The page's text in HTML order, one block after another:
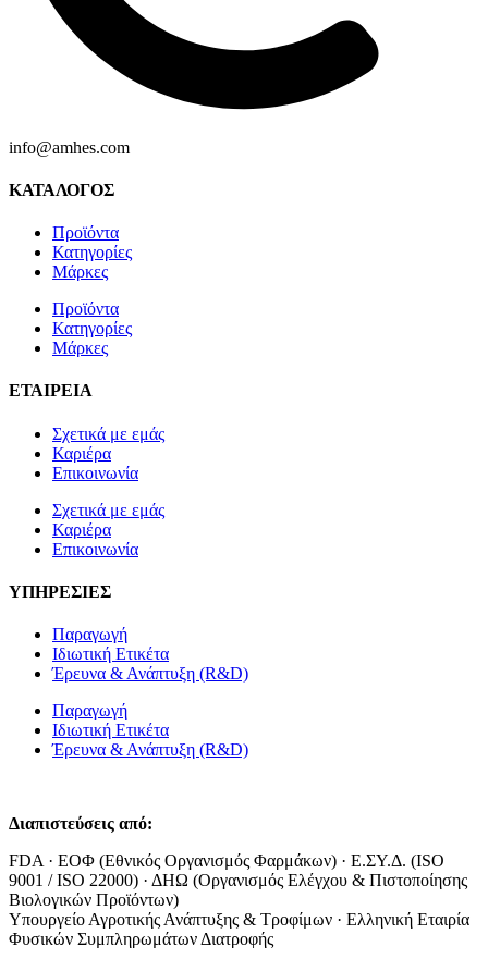
info@amhes.com
ΚΑΤΑΛΟΓΟΣ
Προϊόντα
Κατηγορίες
Μάρκες
Προϊόντα
Κατηγορίες
Μάρκες
ΕΤΑΙΡΕΙΑ
Σχετικά με εμάς
Καριέρα
Επικοινωνία
Σχετικά με εμάς
Καριέρα
Επικοινωνία
ΥΠΗΡΕΣΙΕΣ
Παραγωγή
Ιδιωτική Ετικέτα
Έρευνα & Ανάπτυξη (R&D)
Παραγωγή
Ιδιωτική Ετικέτα
Έρευνα & Ανάπτυξη (R&D)
Διαπιστεύσεις από:
FDA · ΕΟΦ (Εθνικός Οργανισμός Φαρμάκων) · Ε.ΣΥ.Δ. (ISO
9001 / ISO 22000) · ΔΗΩ (Οργανισμός Ελέγχου & Πιστοποίησης
Βιολογικών Προϊόντων)
Υπουργείο Αγροτικής Ανάπτυξης & Τροφίμων · Ελληνική Εταιρία
Φυσικών Συμπληρωμάτων Διατροφής